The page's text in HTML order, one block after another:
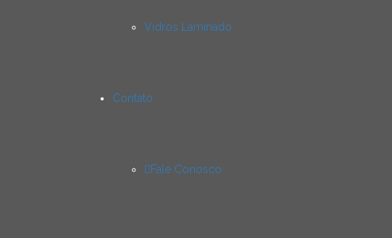
Vidros Laminado
Contato
Fale Conosco